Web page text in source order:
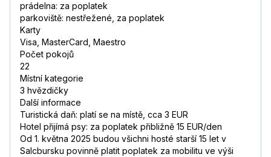
prádelna: za poplatek
parkoviště: nestřežené, za poplatek
Karty
Visa, MasterCard, Maestro
Počet pokojů
22
Místní kategorie
3 hvězdičky
Další informace
Turistická daň: platí se na místě, cca 3 EUR
Hotel přijímá psy: za poplatek přibližně 15 EUR/den
Od 1. května 2025 budou všichni hosté starší 15 let v
Salcbursku povinně platit poplatek za mobilitu ve výši